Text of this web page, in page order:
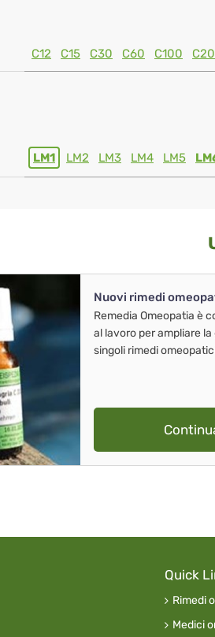
C12 C15 C30 C60 C100
LM1 LM2 LM3 LM4 LM5
Nuovi rimedi
Remedia Omeopatia è
al lavoro per ampliare la
singoli rimedi
Quick
Rimedi
Medici